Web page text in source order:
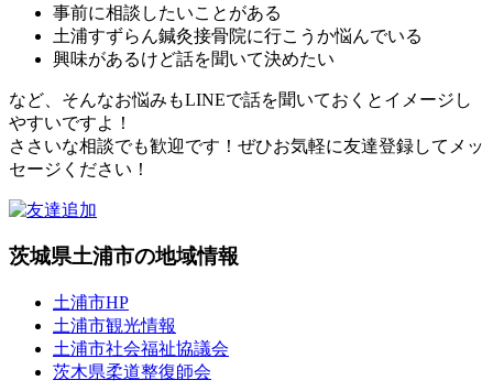
事前に相談したいことがある
土浦すずらん鍼灸接骨院に行こうか悩んでいる
興味があるけど話を聞いて決めたい
など、そんなお悩みもLINEで話を聞いておくとイメージし
やすいですよ！
ささいな相談でも歓迎です！ぜひお気軽に友達登録してメッ
セージください！
茨城県土浦市の地域情報
土浦市HP
土浦市観光情報
土浦市社会福祉協議会
茨木県柔道整復師会